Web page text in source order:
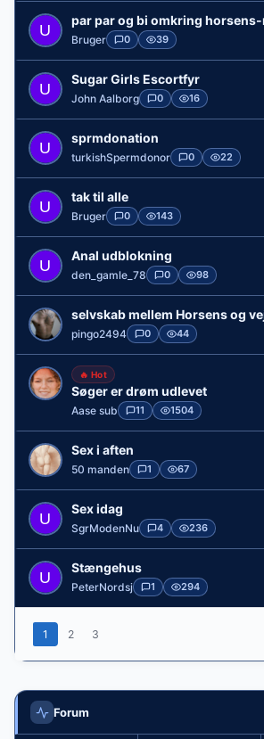
par par og bi omkring
Bruger 0 39
Sugar Girls Escortfyr
John Aalborg 0 16
sprmdonation
turkishSpermdonor 0 22
tak til alle
Bruger 0 143
Anal udblokning
den_gamle_78 0 98
selvskab mellem Horsens og
pingo2494 0 44
🔥 Hot
Søger er drøm udlevet
Aase sub 11 1504
Sex i aften
50 manden 1 67
Sex idag
SgrModenNu 4 236
Stængehus
PeterNordsj 1 294
1 2 3
Forum